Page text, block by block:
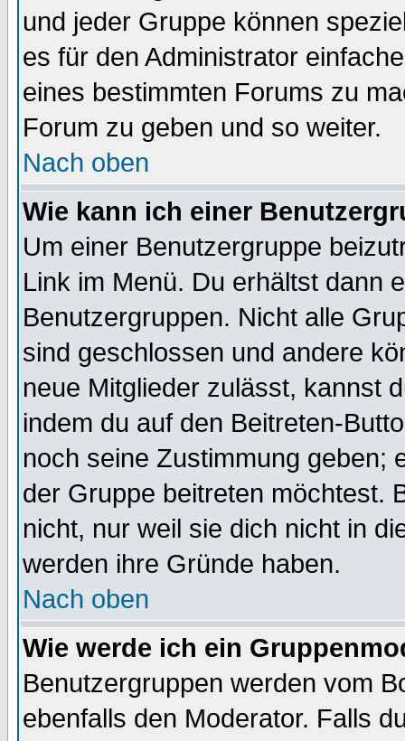
und jeder Gruppe können
es für den Administrator
eines bestimmten Forums zu
Forum zu geben und so weiter.
Nach oben
Wie kann ich einer
Um einer Benutzergruppe
Link im Menü. Du erhältst dann
Benutzergruppen. Nicht alle
sind geschlossen und andere
neue Mitglieder zulässt, kannst
indem du auf den Beitreten-
noch seine Zustimmung geben;
der Gruppe beitreten möchtest.
nicht, nur weil sie dich nicht in
werden ihre Gründe haben.
Nach oben
Wie werde ich ein
Benutzergruppen werden vom
ebenfalls den Moderator. Falls